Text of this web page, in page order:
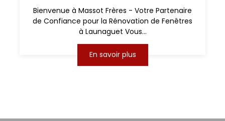
Bienvenue à Massot Frères - Votre Partenaire
de Confiance pour la Rénovation de Fenêtres
à Launaguet Vous...
En savoir plus